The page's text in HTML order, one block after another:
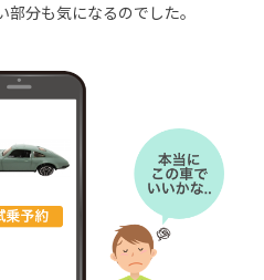
分も気になるのでした。